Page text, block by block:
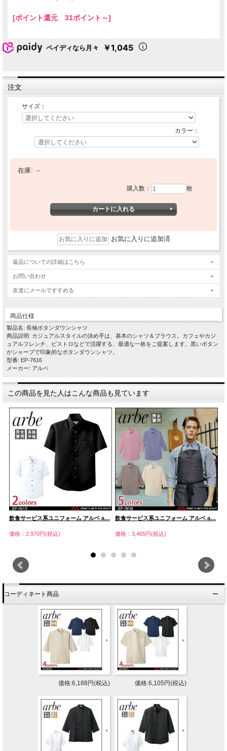
[ポイント還元 31ポイント～]
ペイディなら月々 ￥1,045
注文
サイズ：
カラー：
在庫: －
購入数： 枚
お気に入りに追加済
返品についての詳細はこちら
お問い合わせ
友達にメールですすめる
商品仕様
製品名: 長袖ボタンダウンシャツ
商品説明: カジュアルスタイルの決め手は、基本のシャツ＆ブラウス。カフェやカジ
ュアルフレンチ、ビストロなどで活躍する、最適な一枚をご提案します。黒いボタン
がシャープで印象的なボタンダウンシャツ。
型番: EP-7616
メーカー: アルベ
この商品を見た人はこんな商品も見ています
飲食サービス系ユニフォーム アルベ a…
価格：2,970円(税込)
飲食サービス系ユニフォーム アルベ a…
価格：3,465円(税込)
コーディネート商品
価格:6,188円(税込) 価格:6,105円(税込)